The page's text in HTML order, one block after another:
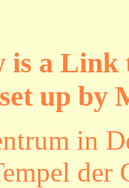
is a Link
set up by
in
der